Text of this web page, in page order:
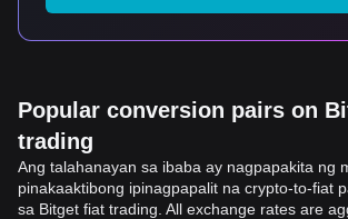
Popular conversion pairs on
trading
Ang talahanayan sa ibaba ay nagpapakita ng
pinakaaktibong ipinagpapalit na crypto-to-fiat
sa Bitget fiat trading. All exchange rates are